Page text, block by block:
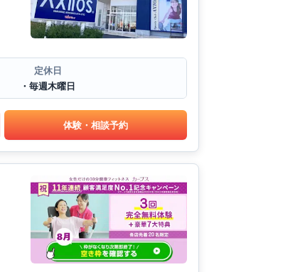
定休日
・毎週木曜日
体験・相談予約